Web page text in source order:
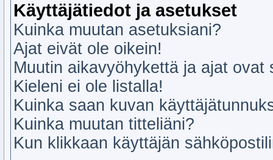
Käyttäjätiedot ja asetukset
Kuinka muutan asetuksiani?
Ajat eivät ole oikein!
Muutin aikavyöhykettä ja ajat ovat
Kieleni ei ole listalla!
Kuinka saan kuvan
Kuinka muutan titteliäni?
Kun klikkaan käyttäjän